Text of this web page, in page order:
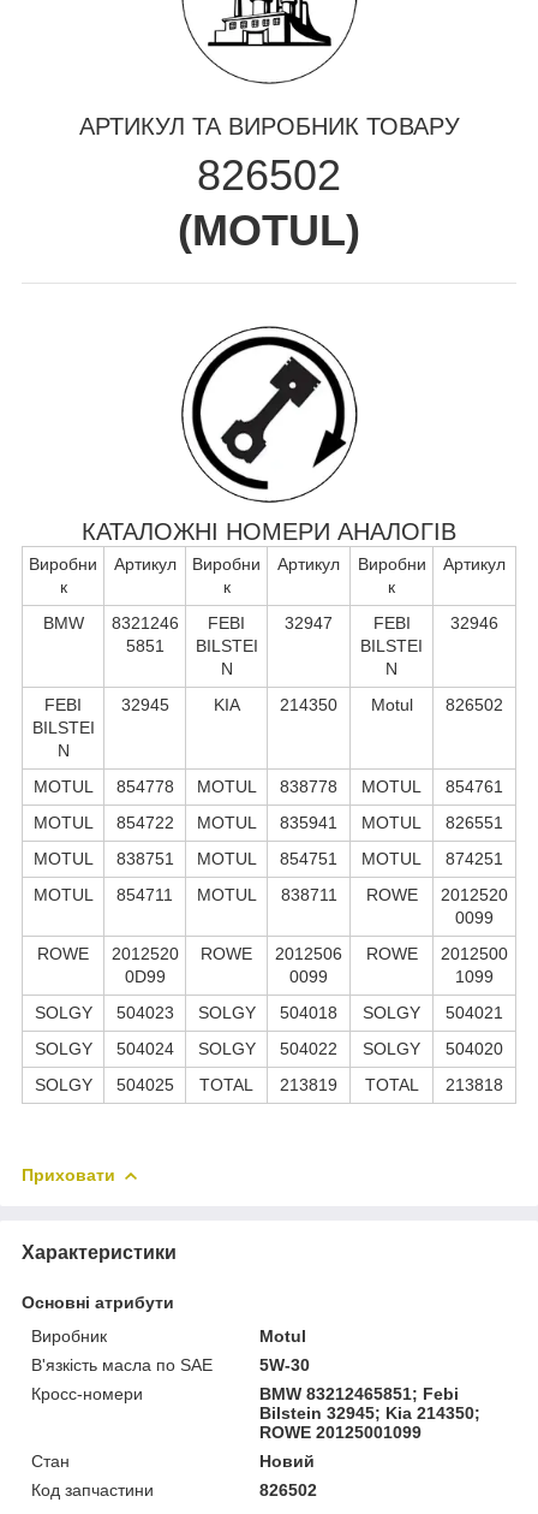
АРТИКУЛ ТА ВИРОБНИК ТОВАРУ
826502
(MOTUL)
КАТАЛОЖНІ НОМЕРИ АНАЛОГІВ
Виробни
к
Артикул
Виробни
к
Артикул
Виробни
к
Артикул
BMW
8321246
5851
FEBI
BILSTEI
N
32947
FEBI
BILSTEI
N
32946
FEBI
BILSTEI
N
32945 KIA 214350 Motul 826502
MOTUL 854778 MOTUL 838778 MOTUL
854761
MOTUL
854722 MOTUL 835941 MOTUL
826551
MOTUL
838751 MOTUL 854751 MOTUL
874251
MOTUL
854711 MOTUL 838711 ROWE
2012520
0099
ROWE
2012520
0D99
ROWE
2012506
0099
ROWE
2012500
1099
SOLGY
504023 SOLGY 504018 SOLGY
504021
SOLGY
504024 SOLGY 504022 SOLGY
504020
SOLGY
504025 TOTAL 213819 TOTAL 213818
Приховати
Характеристики
Основні атрибути
Виробник
Motul
В'язкість масла по SAE
5W-30
Кросс-номери
BMW 83212465851; Febi
Bilstein 32945; Kia 214350;
ROWE 20125001099
Стан
Новий
Код запчастини
826502